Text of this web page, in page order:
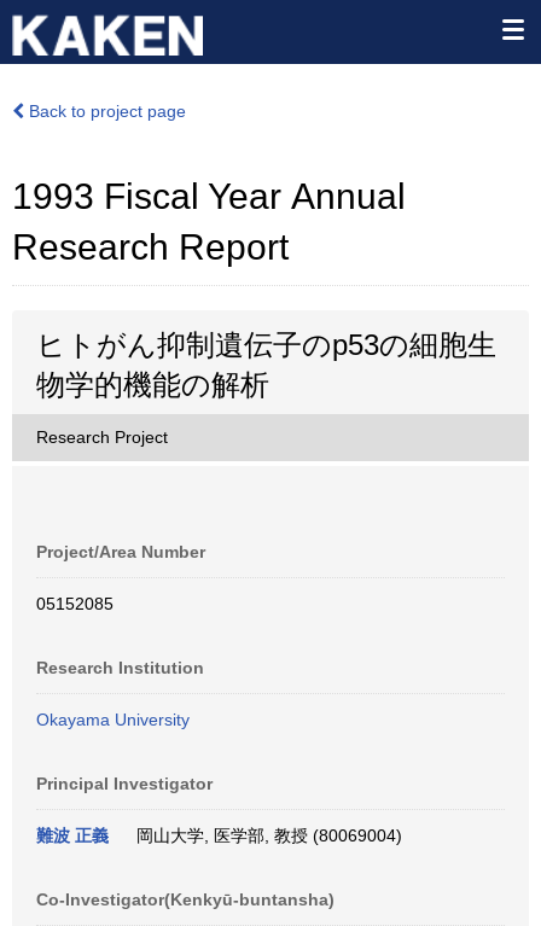
Back to project page
1993 Fiscal Year Annual
Research Report
ヒトがん抑制遺伝子のp53の細胞生
物学的機能の解析
Research Project
Project/Area Number
05152085
Research Institution
Okayama University
Principal Investigator
難波 正義 岡山大学, 医学部, 教授 (80069004)
Co-Investigator(Kenkyū-buntansha)